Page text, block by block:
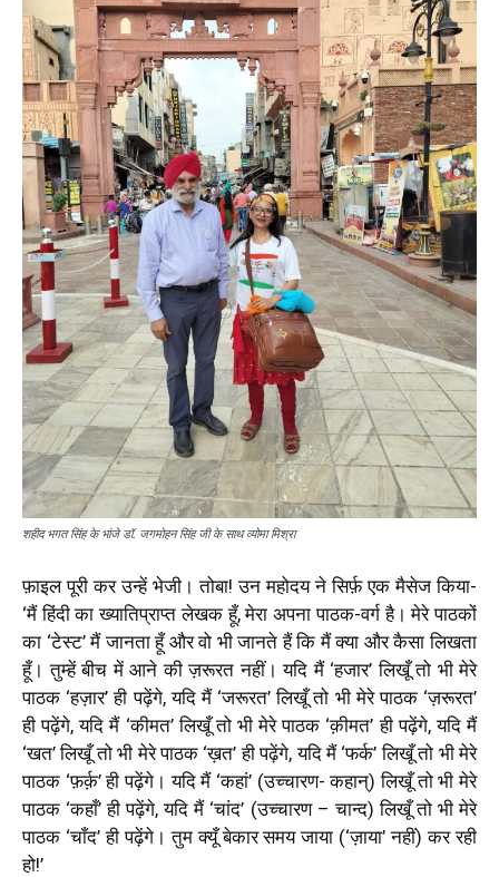
शहीद भगत सिंह के भांजे डॉ. जगमोहन सिंह जी के साथ व्योमा मिश्रा
फ़ाइल पूरी कर उन्हें भेजी। तोबा! उन महोदय ने सिर्फ़ एक मैसेज किया-
‘मैं हिंदी का ख्यातिप्राप्त लेखक हूँ, मेरा अपना पाठक-वर्ग है। मेरे पाठकों
का ‘टेस्ट’ मैं जानता हूँ और वो भी जानते हैं कि मैं क्या और कैसा लिखता
हूँ। तुम्हें बीच में आने की ज़रूरत नहीं। यदि मैं ‘हजार’ लिखूँ तो भी मेरे
पाठक ‘हज़ार’ ही पढ़ेंगे, यदि मैं ‘जरूरत’ लिखूँ तो भी मेरे पाठक ‘ज़रूरत’
ही पढ़ेंगे, यदि मैं ‘कीमत’ लिखूँ तो भी मेरे पाठक ‘क़ीमत’ ही पढ़ेंगे, यदि मैं
‘खत’ लिखूँ तो भी मेरे पाठक ‘ख़त’ ही पढ़ेंगे, यदि मैं ‘फर्क’ लिखूँ तो भी मेरे
पाठक ‘फ़र्क़’ ही पढ़ेंगे। यदि मैं ‘कहां’ (उच्चारण- कहान्) लिखूँ तो भी मेरे
पाठक ‘कहाँ’ ही पढ़ेंगे, यदि मैं ‘चांद’ (उच्चारण – चान्द) लिखूँ तो भी मेरे
पाठक ‘चाँद’ ही पढ़ेंगे। तुम क्यूँ बेकार समय जाया (‘ज़ाया’ नहीं) कर रही
हो!’